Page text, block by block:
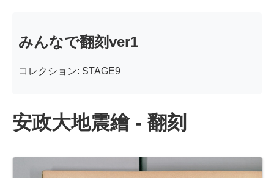
みんなで翻刻ver1
コレクション: STAGE9
安政大地震繪 - 翻刻